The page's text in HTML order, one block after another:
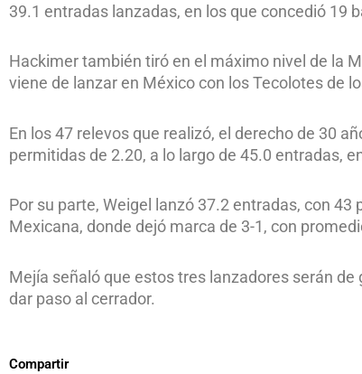
39.1 entradas lanzadas, en los que concedió 19
Hackimer también tiró en el máximo nivel de la
viene de lanzar en México con los Tecolotes de
En los 47 relevos que realizó, el derecho de 30
permitidas de 2.20, a lo largo de 45.0 entradas,
Por su parte, Weigel lanzó 37.2 entradas, con
Mexicana, donde dejó marca de 3-1, con
Mejía señaló que estos tres lanzadores serán
dar paso al cerrador.
Compartir